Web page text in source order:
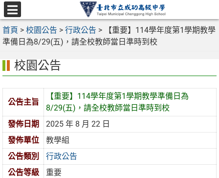
跳
至
主
要
區
選
單
首頁 > 校園公告 > 行政公告 >
【重要】114學年度第1學期教學
準備日為8/29(五)，請全校教師當日準時到校
校園公告
公告主旨
【重要】114學年度第1學期教學準備日為
8/29(五)，請全校教師當日準時到校
發佈日期
2025 年 8 月 22 日
發佈單位
教學組
公告類別
行政公告
公告等級
重要